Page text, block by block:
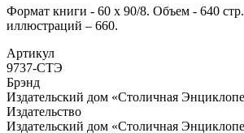
Формат книги - 60 х 90/8. Объем - 640
иллюстраций – 660.
Артикул
9737-СТЭ
Брэнд
Издательский дом «Столичная
Издательство
Издательский дом «Столичная